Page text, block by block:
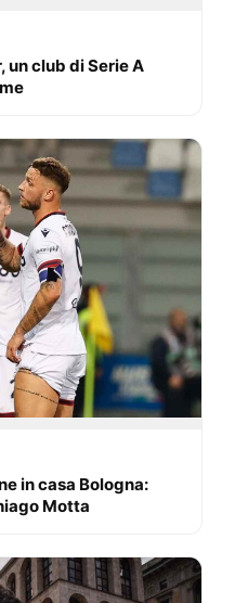
club di Serie A
in casa Bologna:
Motta